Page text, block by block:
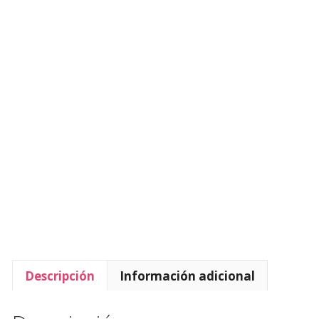
Descripción Información adicional